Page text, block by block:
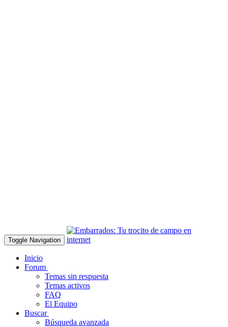
Toggle Navigation
Inicio
Forum
Temas sin respuesta
Temas activos
FAQ
El Equipo
Buscar
Búsqueda avanzada